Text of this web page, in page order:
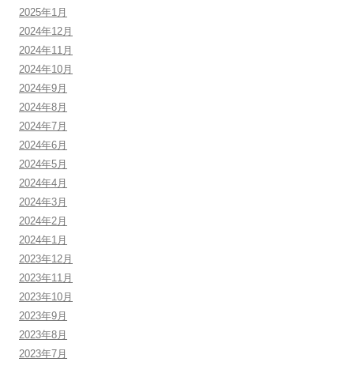
2025年1月
2024年12月
2024年11月
2024年10月
2024年9月
2024年8月
2024年7月
2024年6月
2024年5月
2024年4月
2024年3月
2024年2月
2024年1月
2023年12月
2023年11月
2023年10月
2023年9月
2023年8月
2023年7月